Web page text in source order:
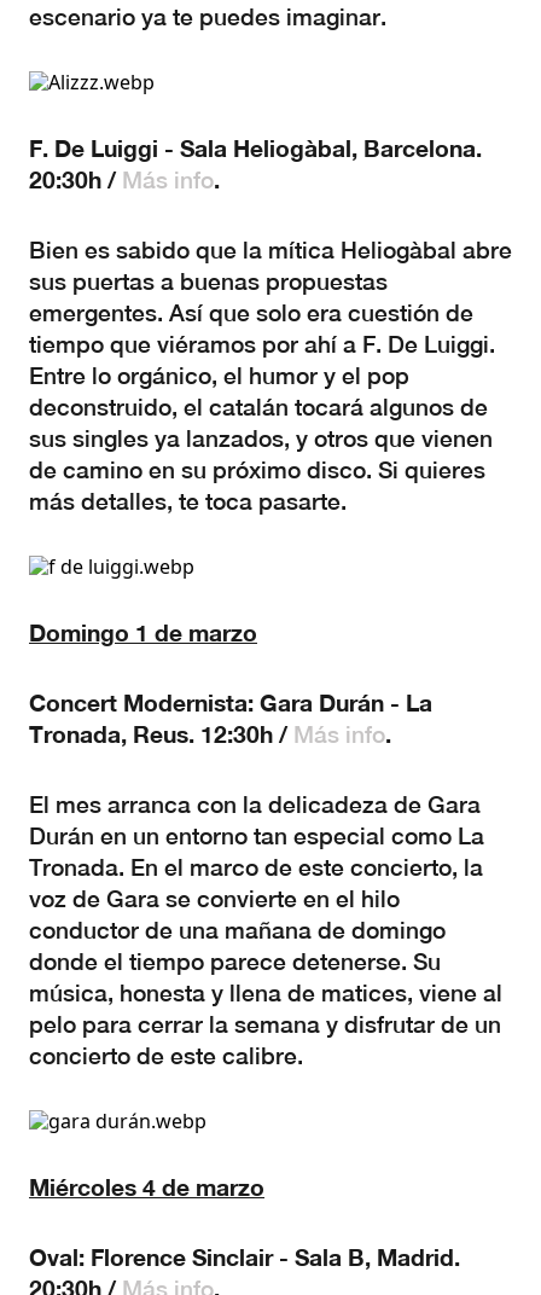
escenario ya te puedes imaginar.
F. De Luiggi - Sala Heliogàbal, Barcelona.
20:30h / Más info.
Bien es sabido que la mítica Heliogàbal abre
sus puertas a buenas propuestas
emergentes. Así que solo era cuestión de
tiempo que viéramos por ahí a F. De Luiggi.
Entre lo orgánico, el humor y el pop
deconstruido, el catalán tocará algunos de
sus singles ya lanzados, y otros que vienen
de camino en su próximo disco. Si quieres
más detalles, te toca pasarte.
Domingo 1 de marzo
Concert Modernista: Gara Durán - La
Tronada, Reus. 12:30h / Más info.
El mes arranca con la delicadeza de Gara
Durán en un entorno tan especial como La
Tronada. En el marco de este concierto, la
voz de Gara se convierte en el hilo
conductor de una mañana de domingo
donde el tiempo parece detenerse. Su
música, honesta y llena de matices, viene al
pelo para cerrar la semana y disfrutar de un
concierto de este calibre.
Miércoles 4 de marzo
Oval: Florence Sinclair - Sala B, Madrid.
20:30h / Más info.